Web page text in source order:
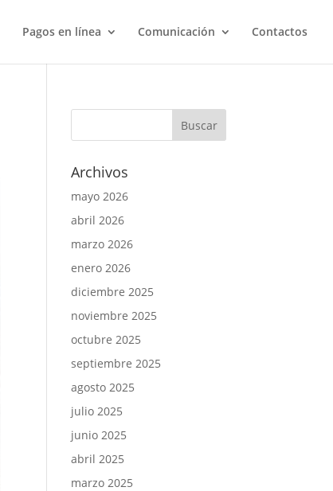
Pagos en línea Comunicación Contactos
Archivos
mayo 2026
abril 2026
marzo 2026
enero 2026
diciembre 2025
noviembre 2025
octubre 2025
septiembre 2025
agosto 2025
julio 2025
junio 2025
abril 2025
marzo 2025